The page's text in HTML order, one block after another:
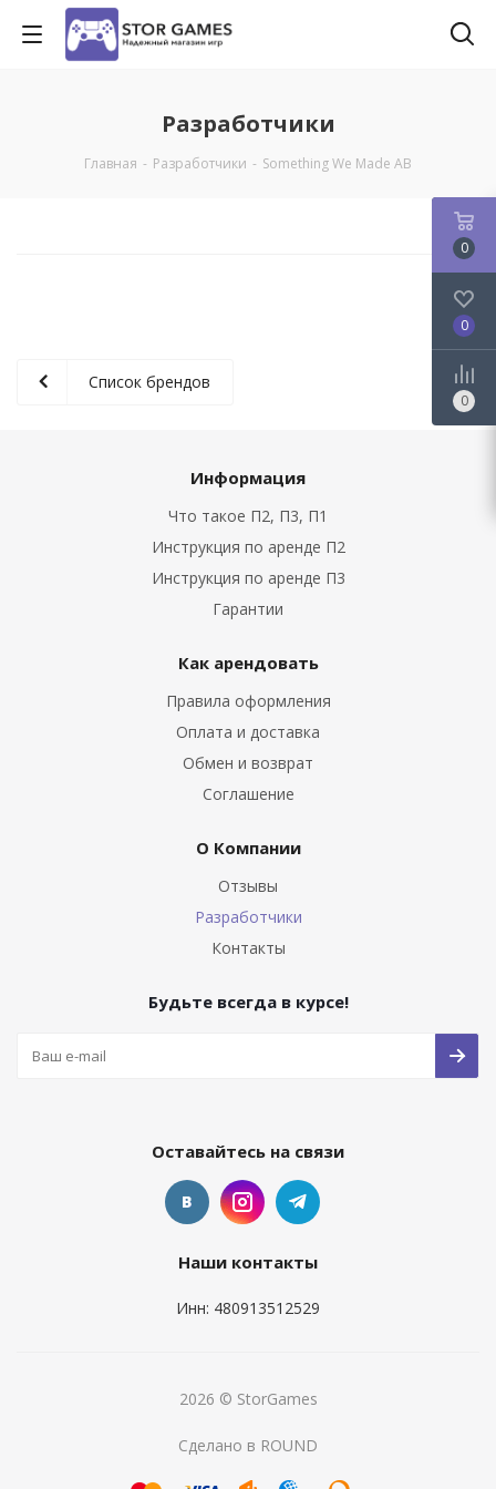
Разработчики
Главная - Разработчики - Something We Made AB
Список брендов
Информация
Что такое П2, П3, П1
Инструкция по аренде П2
Инструкция по аренде П3
Гарантии
Как арендовать
Правила оформления
Оплата и доставка
Обмен и возврат
Соглашение
О Компании
Отзывы
Разработчики
Контакты
Будьте всегда в курсе!
Оставайтесь на связи
Наши контакты
Инн: 480913512529
2026 © StorGames
Сделано в ROUND
0
0
0